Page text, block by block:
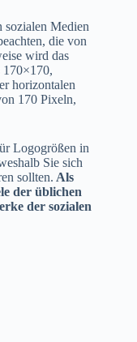
sozialen Medien
die von
wird das
horizontalen
170 Pixeln,
Logogrößen in
Sie sich
sollten. Als
der üblichen
der sozialen